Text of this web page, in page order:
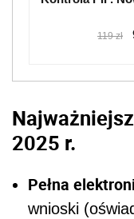
119 zł
2025 r.
Pełna
wnioski